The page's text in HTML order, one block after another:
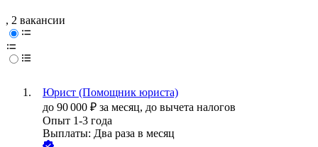
, 2 вакансии
Юрист (Помощник юриста)
до 90 000 ₽ за месяц, до вычета налогов
Опыт 1-3 года
Выплаты: Два раза в месяц